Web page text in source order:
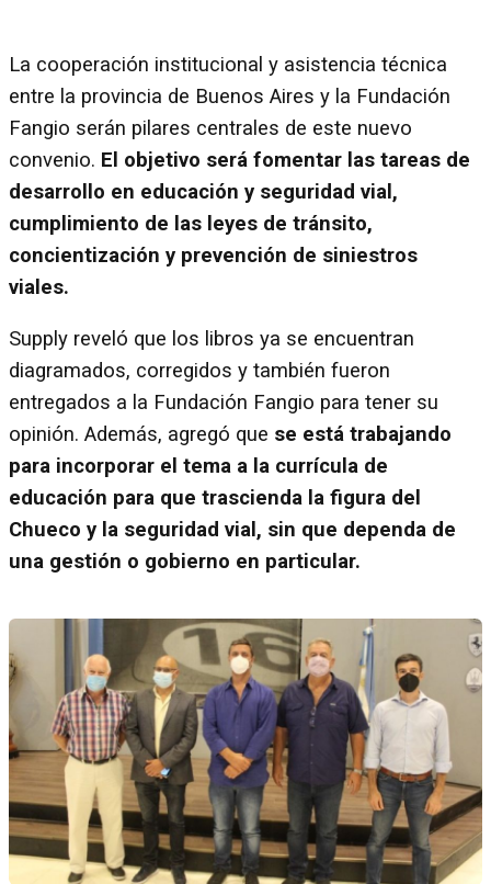
La cooperación institucional y asistencia técnica
entre la provincia de Buenos Aires y la Fundación
Fangio serán pilares centrales de este nuevo
convenio. El objetivo será fomentar las tareas de
desarrollo en educación y seguridad vial,
cumplimiento de las leyes de tránsito,
concientización y prevención de siniestros
viales.
Supply reveló que los libros ya se encuentran
diagramados, corregidos y también fueron
entregados a la Fundación Fangio para tener su
opinión. Además, agregó que se está trabajando
para incorporar el tema a la currícula de
educación para que trascienda la figura del
Chueco y la seguridad vial, sin que dependa de
una gestión o gobierno en particular.